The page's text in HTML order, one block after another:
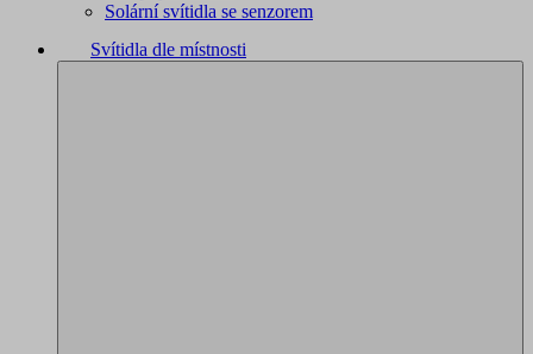
Solární svítidla se senzorem
Svítidla dle místnosti